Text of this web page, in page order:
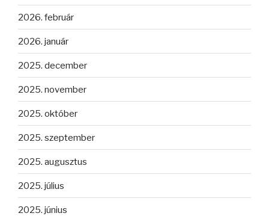
2026. február
2026. január
2025. december
2025. november
2025. október
2025. szeptember
2025. augusztus
2025. július
2025. június